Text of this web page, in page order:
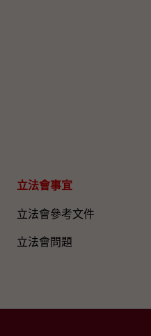
立法會事宜
立法會參考文件
立法會問題